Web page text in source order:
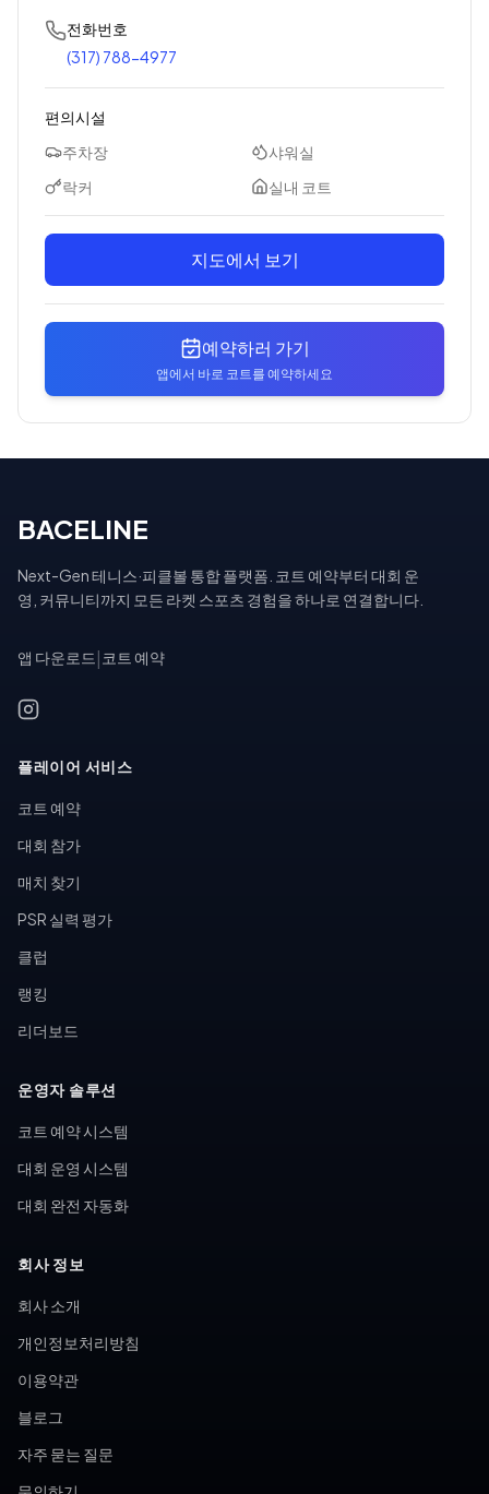
전화번호
(317) 788-4977
편의시설
주차장
샤워실
락커
실내 코트
지도에서 보기
예약하러 가기
앱에서 바로 코트를 예약하세요
BACELINE
Next-Gen 테니스·피클볼 통합 플랫폼. 코트 예약부터 대회 운
영, 커뮤니티까지 모든 라켓 스포츠 경험을 하나로 연결합니다.
앱 다운로드 코트 예약
플레이어 서비스
코트 예약
대회 참가
매치 찾기
PSR 실력 평가
클럽
랭킹
리더보드
운영자 솔루션
코트 예약 시스템
대회 운영 시스템
대회 완전 자동화
회사 정보
회사 소개
개인정보처리방침
이용약관
블로그
자주 묻는 질문